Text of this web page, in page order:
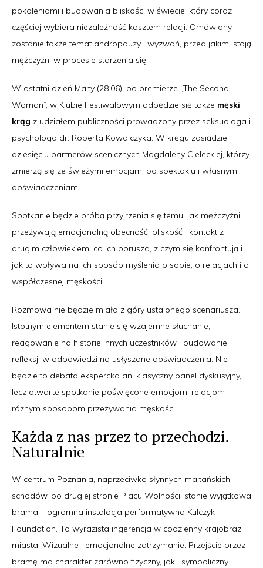
pokoleniami i budowania bliskości w świecie, który coraz
częściej wybiera niezależność kosztem relacji. Omówiony
zostanie także temat andropauzy i wyzwań, przed jakimi stoją
mężczyźni w procesie starzenia się.
W ostatni dzień Malty (28.06), po premierze „The Second
Woman”, w Klubie Festiwalowym odbędzie się także męski
krąg z udziałem publiczności prowadzony przez seksuologa i
psychologa dr. Roberta Kowalczyka. W kręgu zasiądzie
dziesięciu partnerów scenicznych Magdaleny Cieleckiej, którzy
zmierzą się ze świeżymi emocjami po spektaklu i własnymi
doświadczeniami.
Spotkanie będzie próbą przyjrzenia się temu, jak mężczyźni
przeżywają emocjonalną obecność, bliskość i kontakt z
drugim człowiekiem; co ich porusza, z czym się konfrontują i
jak to wpływa na ich sposób myślenia o sobie, o relacjach i o
współczesnej męskości.
Rozmowa nie będzie miała z góry ustalonego scenariusza.
Istotnym elementem stanie się wzajemne słuchanie,
reagowanie na historie innych uczestników i budowanie
refleksji w odpowiedzi na usłyszane doświadczenia. Nie
będzie to debata ekspercka ani klasyczny panel dyskusyjny,
lecz otwarte spotkanie poświęcone emocjom, relacjom i
różnym sposobom przeżywania męskości.
Każda z nas przez to przechodzi.
Naturalnie
W centrum Poznania, naprzeciwko słynnych maltańskich
schodów, po drugiej stronie Placu Wolności, stanie wyjątkowa
brama – ogromna instalacja performatywna Kulczyk
Foundation. To wyrazista ingerencja w codzienny krajobraz
miasta. Wizualne i emocjonalne zatrzymanie. Przejście przez
bramę ma charakter zarówno fizyczny, jak i symboliczny.